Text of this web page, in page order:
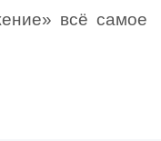
всё самое